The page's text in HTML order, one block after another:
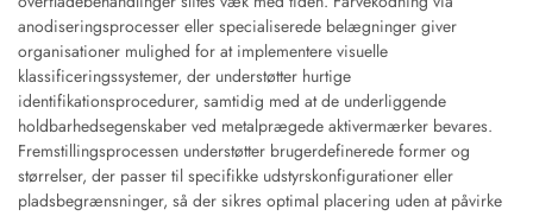
anodiseringsprocesser eller specialiserede belægninger giver
organisationer mulighed for at implementere visuelle
klassificeringssystemer, der understøtter hurtige
identifikationsprocedurer, samtidig med at de underliggende
holdbarhedsegenskaber ved metalprægede aktivermærker bevares.
Fremstillingsprocessen understøtter brugerdefinerede former og
størrelser, der passer til specifikke udstyrskonfigurationer eller
pladsbegrænsninger, så der sikres optimal placering uden at påvirke